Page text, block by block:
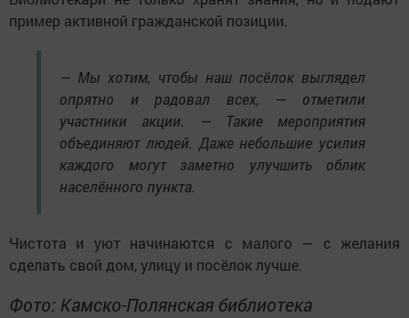
пример активной гражданской позиции.
— Мы хотим, чтобы наш посёлок выглядел
опрятно и радовал всех, — отметили
участники акции. — Такие мероприятия
объединяют людей. Даже небольшие усилия
каждого могут заметно улучшить облик
населённого пункта.
Чистота и уют начинаются с малого — с желания
сделать свой дом, улицу и посёлок лучше.
Фото: Камско-Полянская библиотека